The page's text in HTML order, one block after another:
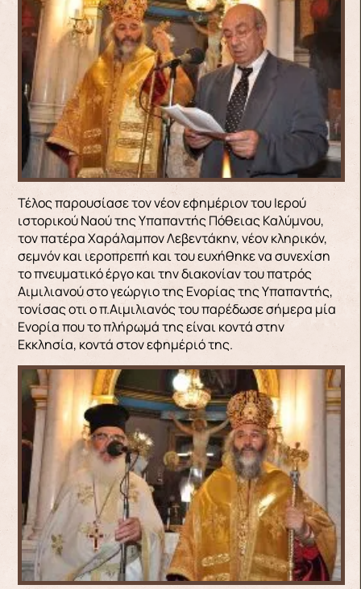
Τέλος παρουσίασε τον νέον εφημέριον του Ιερού
ιστορικού Ναού της Υπαπαντής Πόθειας Καλύμνου,
τον πατέρα Χαράλαμπον Λεβεντάκην, νέον κληρικόν,
σεμνόν και ιεροπρεπή και του ευχήθηκε να συνεχίση
το πνευματικό έργο και την διακονίαν του πατρός
Αιμιλιανού στο γεώργιο της Ενορίας της Υπαπαντής,
τονίσας οτι ο π.Αιμιλιανός του παρέδωσε σήμερα μία
Ενορία που το πλήρωμά της είναι κοντά στην
Εκκλησία, κοντά στον εφημέριό της.